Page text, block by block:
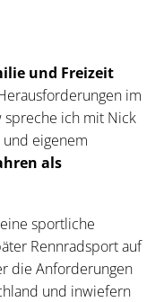
und Freizeit
im
spreche ich mit Nick
eigenem
als
sportliche
Rennradsport auf
die Anforderungen
und inwiefern